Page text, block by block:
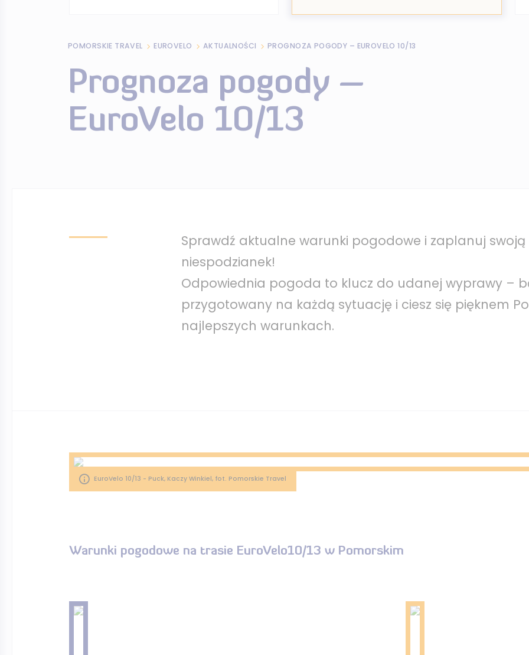
POMORSKIE TRAVEL EUROVELO AKTUALNOŚCI PROGNOZA POGODY – EUROVELO 10/13
Prognoza pogody –
EuroVelo 10/13
Sprawdź aktualne warunki pogodowe i zaplanuj
niespodzianek!
Odpowiednia pogoda to klucz do udanej wyprawy –
przygotowany na każdą sytuację i ciesz się pięknem
najlepszych warunkach.
EuroVelo 10/13 - Puck, Kaczy Winkiel, fot. Pomorskie Travel
Warunki pogodowe na trasie EuroVelo10/13 w Pomorskim